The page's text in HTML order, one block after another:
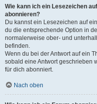
Wie kann ich ein Lesezeichen
abonnieren?
Du kannst ein Lesezeichen auf
du die entsprechende Option in
normalerweise ober- und
befinden.
Wenn du bei der Antwort auf ein
sobald eine Antwort geschrieben
für dich abonniert.
Nach oben